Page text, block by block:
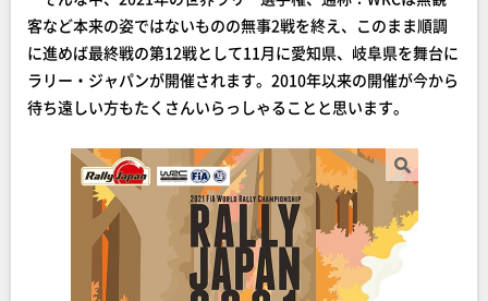
客など本来の姿ではないものの無事2戦を終え、このまま順調
に進めば最終戦の第12戦として11月に愛知県、岐阜県を舞台に
ラリー・ジャパンが開催されます。2010年以来の開催が今から
待ち遠しい方もたくさんいらっしゃることと思います。